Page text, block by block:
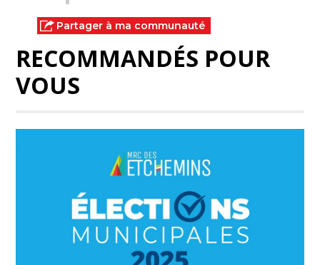
Partager à ma communauté
RECOMMANDÉS POUR
VOUS